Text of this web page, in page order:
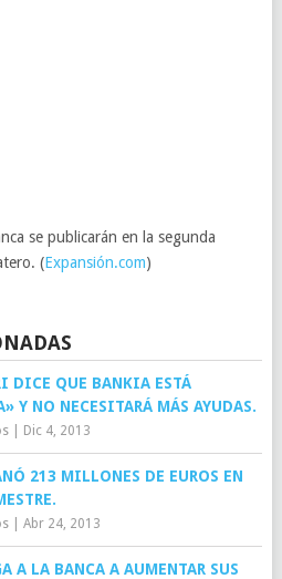
se publicarán en la segunda
(Expansión.com)
DICE QUE BANKIA ESTÁ
Y NO NECESITARÁ MÁS AYUDAS.
| Dic 4, 2013
213 MILLONES DE EUROS EN
| Abr 24, 2013
A LA BANCA A AUMENTAR SUS